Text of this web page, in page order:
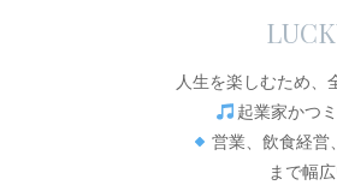
人生を楽しむため、
起業家かつ
営業、飲食経営
まで幅